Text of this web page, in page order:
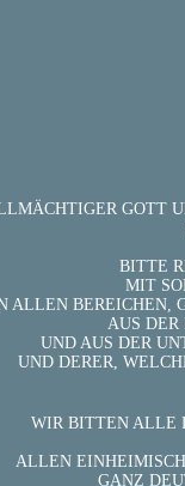
GOTT
BITTE
MIT
ALLEN BEREICHEN,
AUS DER
UND AUS DER
UND DERER,
WIR BITTEN ALLE
ALLEN
GANZ